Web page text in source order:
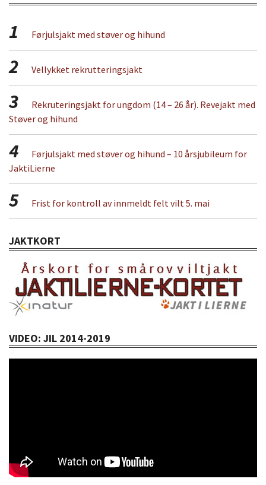
1 Førjulsjakt med støver og hihund
2 Vellykket rekrutteringsjakt
3
Rekruteringsjakt for ungdom (14 – 26 år). Revejakt med
Støver og hihund
4
Førjulsjakt med støver og hihund – 10 årsjubileum for
JaktiLierne
5 Frist for kontroll av innmeldt felt vilt 5. mai
JAKTKORT
VIDEO: JIL 2014-2019